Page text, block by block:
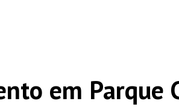
em Parque